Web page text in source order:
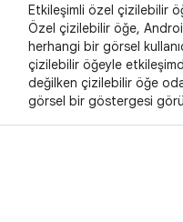
Etkileşimli özel çizilebilir
Özel çizilebilir öğe,
herhangi bir görsel
çizilebilir öğeyle
değilken çizilebilir öğe
görsel bir göstergesi